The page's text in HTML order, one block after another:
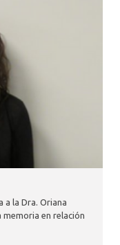
a la Dra. Oriana
en relación